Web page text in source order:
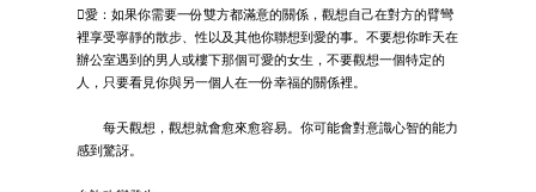
愛：如果你需要一份雙方都滿意的關係，觀想自己在對方的臂彎
裡享受寧靜的散步、性以及其他你聯想到愛的事。不要想你昨天在
辦公室遇到的男人或樓下那個可愛的女生，不要觀想一個特定的
人，只要看見你與另一個人在一份幸福的關係裡。
每天觀想，觀想就會愈來愈容易。你可能會對意識心智的能力
感到驚訝。